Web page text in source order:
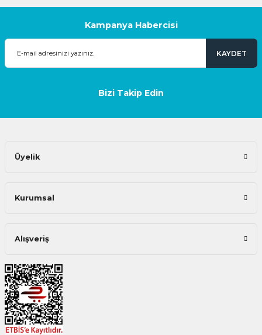
Kampanya Habercisi
KAYDET
Bizi Takip Edin
Üyelik
Kurumsal
Alışveriş